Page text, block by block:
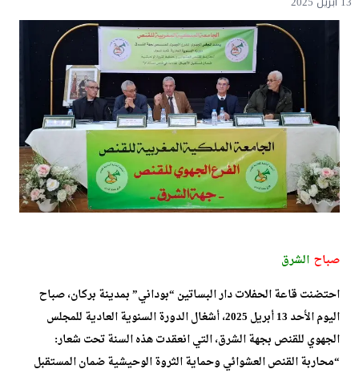
صباح الشرق
احتضنت قاعة الحفلات دار البساتين “بوداني” بمدينة بركان، صباح
اليوم الأحد 13 أبريل 2025، أشغال الدورة السنوية العادية للمجلس
الجهوي للقنص بجهة الشرق، التي انعقدت هذه السنة تحت شعار:
“محاربة القنص العشوائي وحماية الثروة الوحيشية ضمان المستقبل